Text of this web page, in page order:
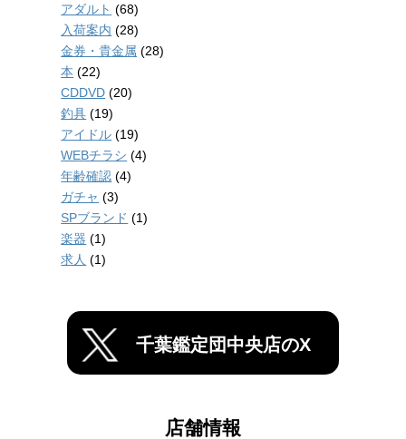
アダルト (68)
入荷案内 (28)
金券・貴金属 (28)
本 (22)
CDDVD (20)
釣具 (19)
アイドル (19)
WEBチラシ (4)
年齢確認 (4)
ガチャ (3)
SPブランド (1)
楽器 (1)
求人 (1)
千葉鑑定団中央店のX
店舗情報